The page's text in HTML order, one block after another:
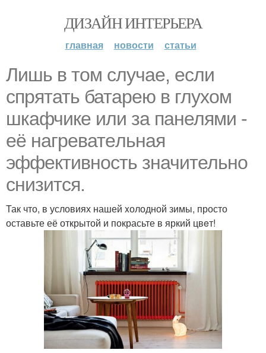
ДИЗАЙН ИНТЕРЬЕРА
главная новости статьи
Лишь в том случае, если
cпрятать батарею в глуxом
шкафчике или за панелями -
её нагреватeльная
эффективность значительно
снизится.
Так что, в условиях нашей xолодной зимы, просто
оставьте её открытой и покрасьте в яркий цвeт!